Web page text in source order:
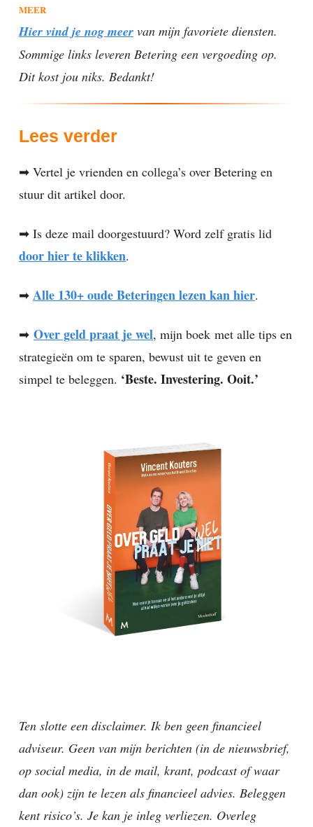
MEER
Hier vind je nog meer van mijn favoriete diensten.
Sommige links leveren Betering een vergoeding op.
Dit kost jou niks. Bedankt!
Lees verder
➡ Vertel je vrienden en collega’s over Betering en
stuur dit artikel door.
➡ Is deze mail doorgestuurd? Word zelf gratis lid
door hier te klikken.
➡ Alle 130+ oude Beteringen lezen kan hier.
➡ Over geld praat je wel, mijn boek met alle tips en
strategieën om te sparen, bewust uit te geven en
simpel te beleggen. ‘Beste. Investering. Ooit.’
Ten slotte een disclaimer. Ik ben geen financieel
adviseur. Geen van mijn berichten (in de nieuwsbrief,
op social media, in de mail, krant, podcast of waar
dan ook) zijn te lezen als financieel advies. Beleggen
kent risico’s. Je kan je inleg verliezen. Overleg